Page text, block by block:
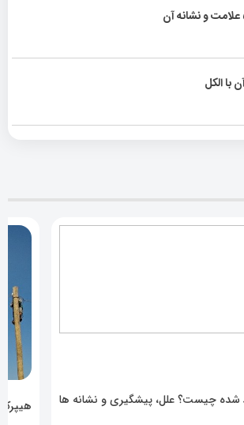
با الکل
شده چیست؟ علل، پیشگیری و نشانه ها